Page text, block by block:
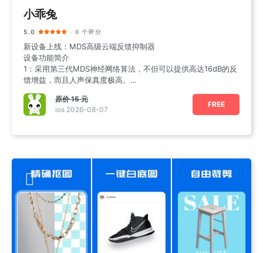
小乖兔
5.0 · 6 个评分
新设备上线：MDS高级云端反馈抑制器
设备功能简介
1：采用第三代MDS神经网络算法，不但可以提供高达16dB的反
馈增益，而且人声保真度极高。
2：自动降噪和人声激励，不
原价15 元
ios 2026-08-07
FREE